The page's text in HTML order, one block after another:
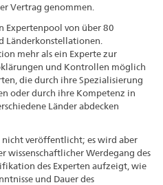
Vertrag genommen.
Expertenpool von über 80
Länderkonstellationen.
mehr als ein Experte zur
und Kontrollen möglich
die durch ihre Spezialisierung
oder durch ihre Kompetenz in
Länder abdecken
nicht veröffentlicht; es wird aber
wissenschaftlicher Werdegang des
des Experten aufzeigt, wie
und Dauer des